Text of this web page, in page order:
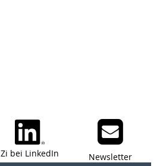
Zi bei LinkedIn Newsletter